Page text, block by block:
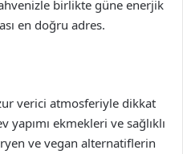
birlikte güne enerjik
en doğru adres.
verici atmosferiyle dikkat
yapımı ekmekleri ve sağlıklı
ve vegan alternatiflerin